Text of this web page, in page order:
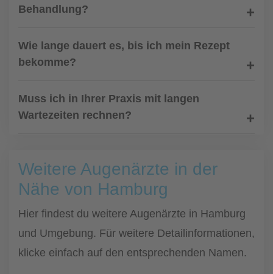
Behandlung?
Wie lange dauert es, bis ich mein Rezept
bekomme?
Muss ich in Ihrer Praxis mit langen
Wartezeiten rechnen?
Weitere Augenärzte in der
Nähe von Hamburg
Hier findest du weitere Augenärzte in Hamburg
und Umgebung. Für weitere Detailinformationen,
klicke einfach auf den entsprechenden Namen.